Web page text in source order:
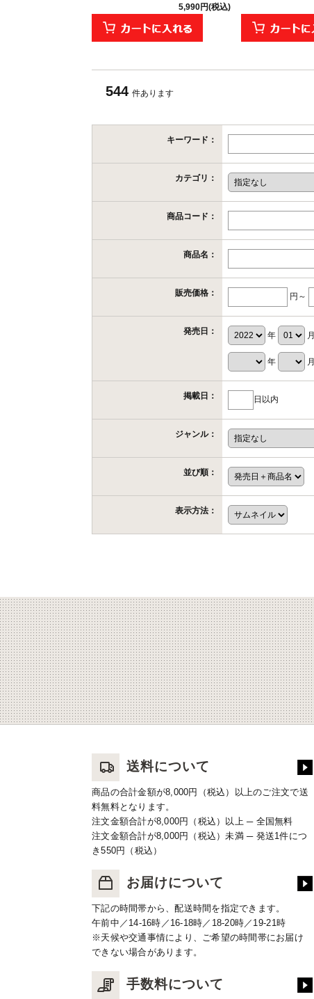
5,990円(税込)
544 件あります
キーワード：
カテゴリ：
商品コード：
商品名：
販売価格： 円～
発売日： 年 月
年 月
掲載日： 日以内
ジャンル：
並び順：
表示方法：
送料について
商品の合計金額が8,000円（税込）以上のご注文で送
料無料となります。
注文金額合計が8,000円（税込）以上 ─ 全国無料
注文金額合計が8,000円（税込）未満 ─ 発送1件につ
き550円（税込）
お届けについて
下記の時間帯から、配送時間を指定できます。
午前中／14-16時／16-18時／18-20時／19-21時
※天候や交通事情により、ご希望の時間帯にお届け
できない場合があります。
手数料について